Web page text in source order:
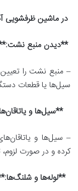
در ماشین
**دیدن منبع
– منبع نشت را
سیل‌ها یا قطعات
**سیل‌ها و
– سیل‌ها و
کرده و در صورت
**لوله‌ها و